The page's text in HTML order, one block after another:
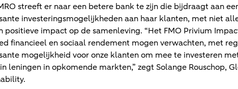
streeft er naar een betere bank te zijn die bijdraagt aan
investeringsmogelijkheden aan haar klanten, met niet
positieve impact op de samenleving. “Het FMO Privium
financieel en sociaal rendement mogen verwachten, met
mogelijkheid voor onze klanten om mee te investeren
leningen in opkomende markten,” zegt Solange Rouschop,